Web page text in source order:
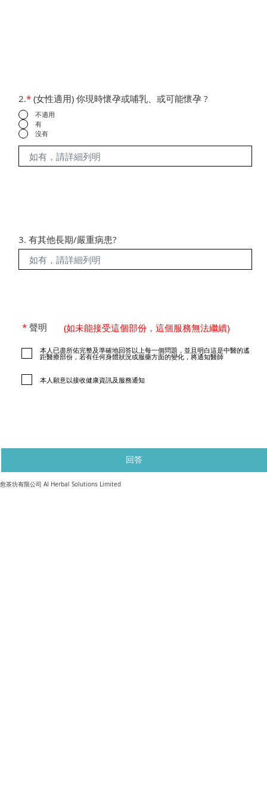
回答
3. 有其他長期/嚴重病患?
*聲明 (如未能接受這個部份，這個服務無法繼續)
本人已盡所佑完整及準確地回答以上每一個問題，並且明白這是中醫的遙
距醫療部份，若有任何身體狀況或服藥方面的變化，將通知醫師
本人願意以接收健康資訊及服務通知
2.* (女性適用) 你現時懷孕或哺乳、或可能懷孕 ?
不適用
有
沒有
​愈茶坊有限公司 AI Herbal Solutions Limited